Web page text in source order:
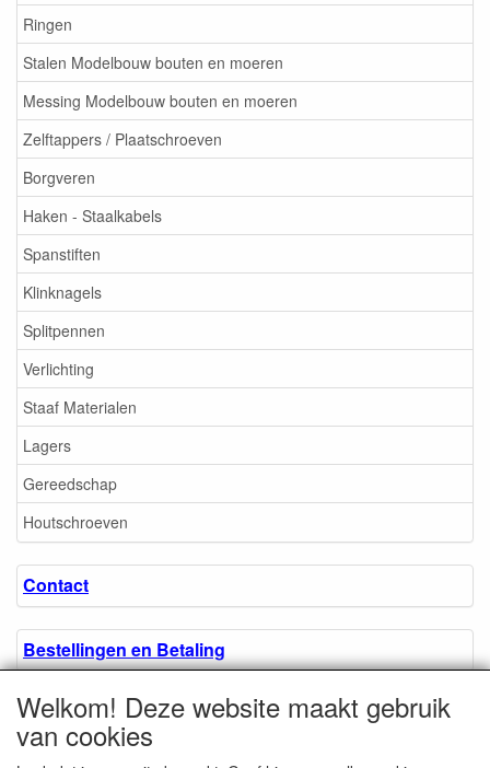
Ringen
Stalen Modelbouw bouten en moeren
Messing Modelbouw bouten en moeren
Zelftappers / Plaatschroeven
Borgveren
Haken - Staalkabels
Spanstiften
Klinknagels
Splitpennen
Verlichting
Staaf Materialen
Lagers
Gereedschap
Houtschroeven
Contact
Bestellingen en Betaling
Algemene voorwaarden
Welkom! Deze website maakt gebruik
van cookies